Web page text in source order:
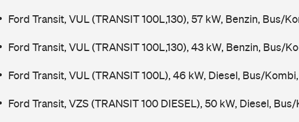
Ford Transit, VUL (TRANSIT 100L,130), 57 kW, Benzin, Bus/
Ford Transit, VUL (TRANSIT 100L,130), 43 kW, Benzin, Bus/
Ford Transit, VUL (TRANSIT 100L), 46 kW, Diesel, Bus/
Ford Transit, VZS (TRANSIT 100 DIESEL), 50 kW, Diesel,